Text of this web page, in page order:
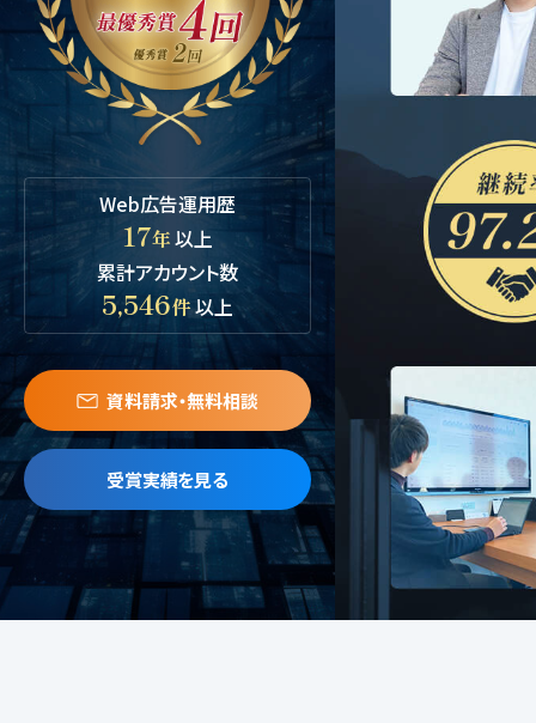
Web広告運用歴
17年以上
累計アカウント数
5,546件以上
資料請求・無料相談
受賞実績を見る